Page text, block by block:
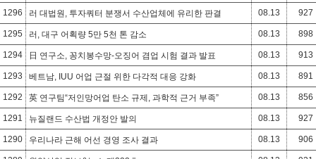
1296 러 대법원, 투자쿼터 분쟁서 수산업체에 유리한 판결 08.13 927
1295 러, 대구 어획량 5만 5천 톤 감소 08.13 898
1294 日 연구소, 꽁치봉수망-오징어 겸업 시험 결과 발표 08.13 913
1293 베트남, IUU 어업 근절 위한 다각적 대응 강화 08.13 891
1292 英 연구팀“저인망어업 탄소 규제, 과학적 근거 부족” 08.13 856
1291 뉴질랜드 수산법 개정안 발의 08.13 927
1290 우리나라 근해 어선 경영 조사 결과 08.13 906